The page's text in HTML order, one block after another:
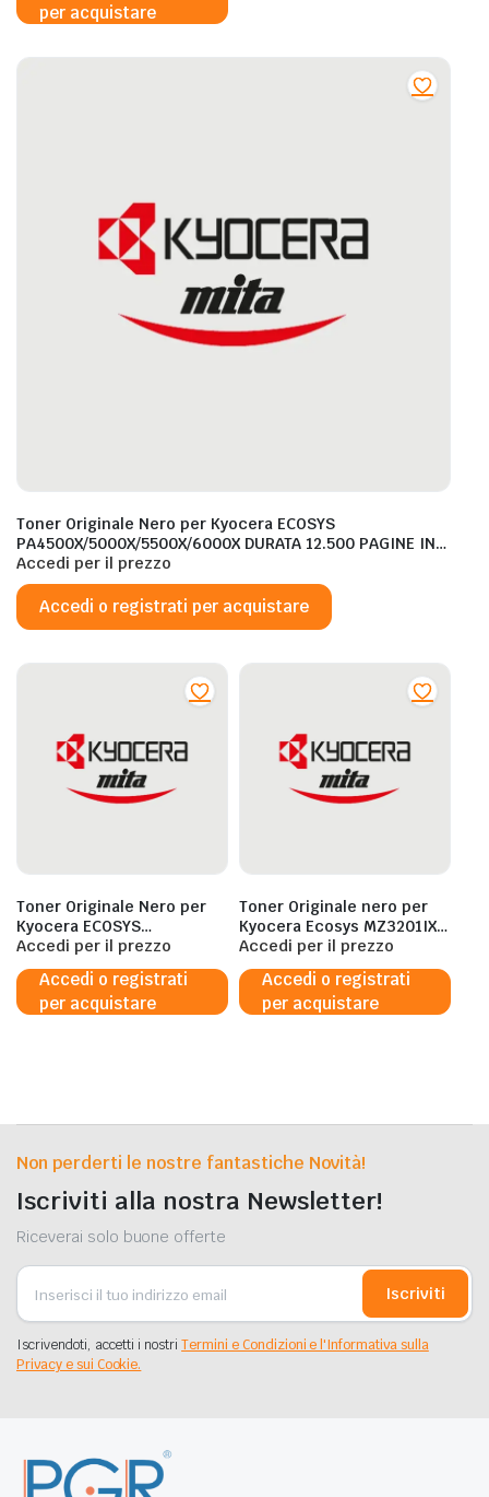
per acquistare
Toner Originale Nero per Kyocera ECOSYS
PA4500X/5000X/5500X/6000X DURATA 12.500 PAGINE IN
FORMATO A4 (ISO/IEC 19752)
Accedi per il prezzo
Accedi o registrati per acquistare
Toner Originale Nero per
Kyocera ECOSYS
PA2100CX/CWX E ECOSYS
MA2100CFX/CWFX DA 1.250
PAGINE IN FORMATO A4
Accedi per il prezzo
Accedi o registrati
per acquistare
Toner Originale nero per
Kyocera Ecosys MZ3201IX
TK6880 – 5.000 Pagine al
5%
Accedi per il prezzo
Accedi o registrati
per acquistare
Non perderti le nostre fantastiche Novità!
Iscriviti alla nostra Newsletter!
Riceverai solo buone offerte
Iscriviti
Iscrivendoti, accetti i nostriTermini e Condizioni e l'Informativa sulla
Privacy e sui Cookie.